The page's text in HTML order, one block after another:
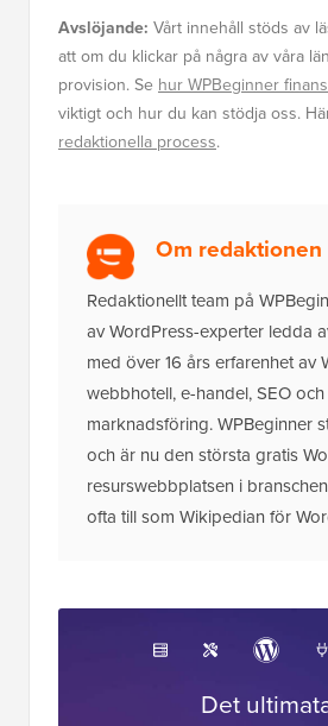
Avslöjande: Vårt innehåll stöds av
att om du klickar på några av våra
provision. Se hur WPBeginner
viktigt och hur du kan stödja oss.
redaktionella process.
Om redaktionen
Redaktionellt team på
av WordPress-experter ledda
med över 16 års erfarenhet av
webbhotell, e-handel, SEO och
marknadsföring. WPBeginner
och är nu den största gratis
resurswebbplatsen i
ofta till som Wikipedian för
Det